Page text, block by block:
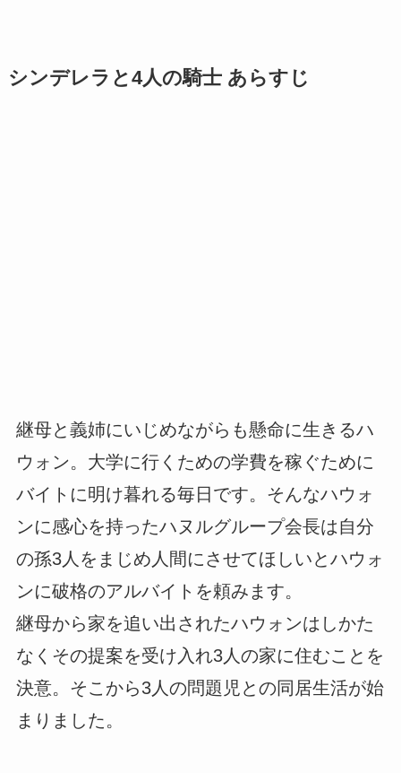
シンデレラと4人の騎士 あらすじ
継母と義姉にいじめながらも懸命に生きるハ
ウォン。大学に行くための学費を稼ぐために
バイトに明け暮れる毎日です。そんなハウォ
ンに感心を持ったハヌルグループ会長は自分
の孫3人をまじめ人間にさせてほしいとハウォ
ンに破格のアルバイトを頼みます。
継母から家を追い出されたハウォンはしかた
なくその提案を受け入れ3人の家に住むことを
決意。そこから3人の問題児との同居生活が始
まりました。